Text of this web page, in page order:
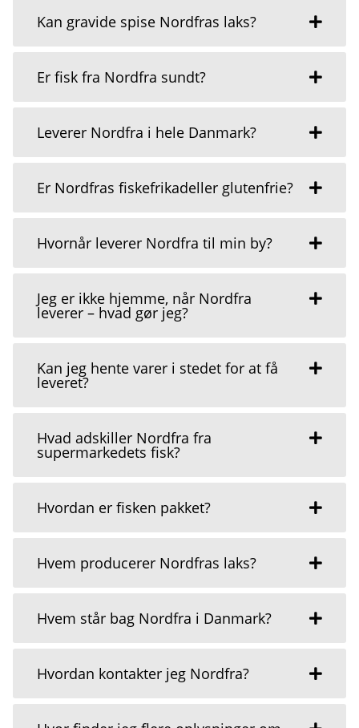
Kan gravide spise Nordfras laks?
Er fisk fra Nordfra sundt?
Leverer Nordfra i hele Danmark?
Er Nordfras fiskefrikadeller glutenfrie?
Hvornår leverer Nordfra til min by?
Jeg er ikke hjemme, når Nordfra
leverer – hvad gør jeg?
Kan jeg hente varer i stedet for at få
leveret?
Hvad adskiller Nordfra fra
supermarkedets fisk?
Hvordan er fisken pakket?
Hvem producerer Nordfras laks?
Hvem står bag Nordfra i Danmark?
Hvordan kontakter jeg Nordfra?